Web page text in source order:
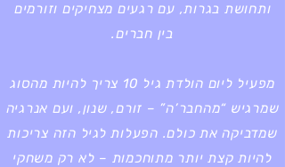
ותחושת בגרות, עם רגעים מצחיקים וזורמים
בין חברים.
מפעיל ליום הולדת גיל 10 צריך להיות מהסוג
שמרגיש “מהחבר’ה” – זורם, שנון, ועם אנרגיה
שמדביקה את כולם. הפעלות לגיל הזה צריכות
להיות קצת יותר מתוחכמות – לא רק משחקי